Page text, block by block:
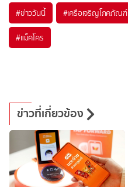
#ข่าววันนี้ #เครือเจริญโภคภัณฑ์
#แม็คโคร
ข่าวที่เกี่ยวข้อง